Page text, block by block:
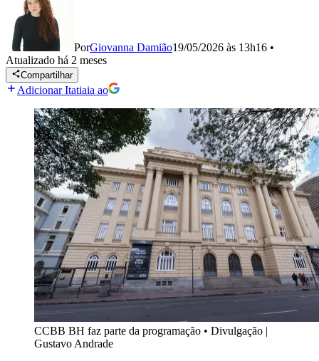
PorGiovanna Damião19/05/2026 às 13h16 •
Atualizado há 2 meses
Compartilhar
Adicionar Itatiaia ao
CCBB BH faz parte da programação • Divulgação |
Gustavo Andrade